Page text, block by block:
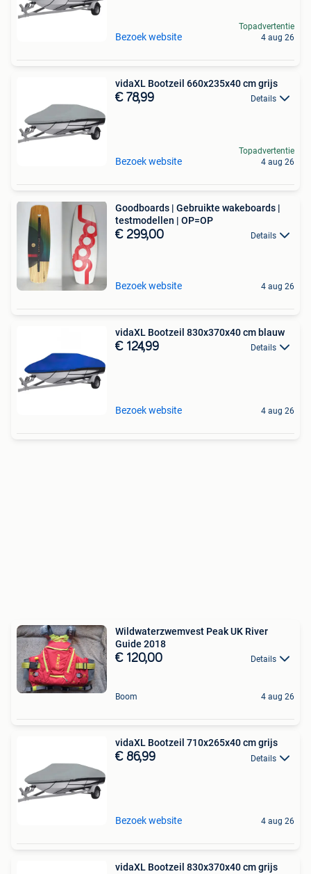
Bezoek website
Topadvertentie
4 aug 26
vidaXL Bootzeil 660x235x40 cm grijs
€ 78,99 Details
Bezoek website
Topadvertentie
4 aug 26
Goodboards | Gebruikte wakeboards |
testmodellen | OP=OP
€ 299,00 Details
Bezoek website 4 aug 26
vidaXL Bootzeil 830x370x40 cm blauw
€ 124,99 Details
Bezoek website 4 aug 26
Wildwaterzwemvest Peak UK River
Guide 2018
€ 120,00 Details
Boom 4 aug 26
vidaXL Bootzeil 710x265x40 cm grijs
€ 86,99 Details
Bezoek website 4 aug 26
vidaXL Bootzeil 830x370x40 cm grijs